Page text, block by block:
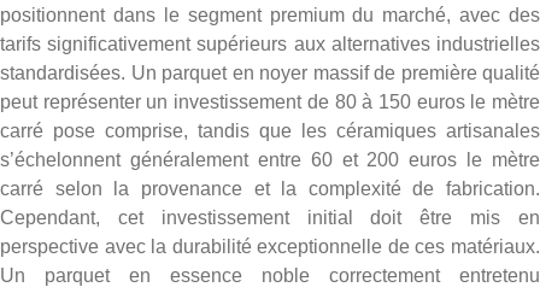
positionnent dans le segment premium du marché, avec des
tarifs significativement supérieurs aux alternatives industrielles
standardisées. Un parquet en noyer massif de première qualité
peut représenter un investissement de 80 à 150 euros le mètre
carré pose comprise, tandis que les céramiques artisanales
s’échelonnent généralement entre 60 et 200 euros le mètre
carré selon la provenance et la complexité de fabrication.
Cependant, cet investissement initial doit être mis en
perspective avec la durabilité exceptionnelle de ces matériaux.
Un parquet en essence noble correctement entretenu